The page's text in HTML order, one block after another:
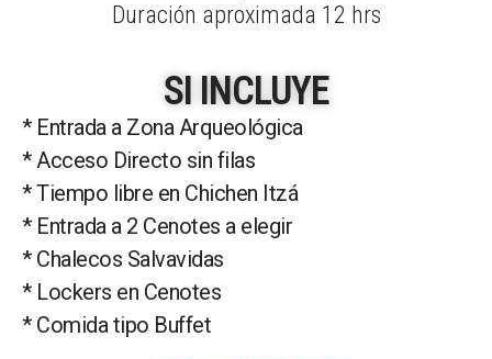
Duración aproximada 12 hrs
SI INCLUYE
* Entrada a Zona Arqueológica
* Acceso Directo sin filas
* Tiempo libre en Chichen Itzá
* Entrada a 2 Cenotes a elegir
* Chalecos Salvavidas
* Lockers en Cenotes
* Comida tipo Buffet